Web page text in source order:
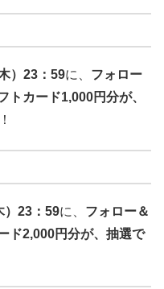
）23：59に、 フォロー
トカード1,000円分が、
）23：59に、 フォロー＆
ド2,000円分が、抽選で